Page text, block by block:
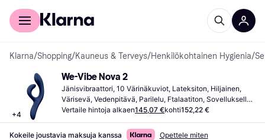
Kuluttajille
Klarna/Shopping/Kauneus & Terveys/Henkilökohtainen Hygienia/
+4
We-Vibe Nova 2
Jänisvibraattori, 10 Värinäkuviot, Lateksiton, Hiljainen,
Värisevä, Vedenpitävä, Parilelu, Ftalaatiton, Sovelluksella
ohjattava
Vertaile hintoja alkaen145,07 €kohti152,22 €
Kokeile joustavia maksuja kanssa Opettele miten